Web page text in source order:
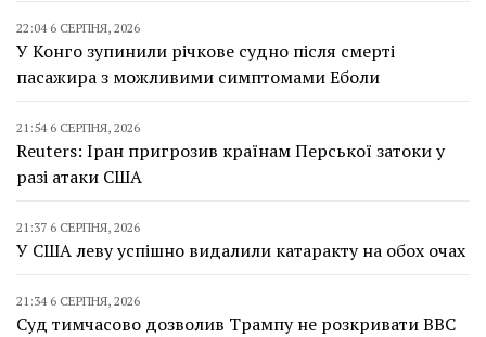
22:04 6 СЕРПНЯ, 2026
У Конго зупинили річкове судно після смерті
пасажира з можливими симптомами Еболи
21:54 6 СЕРПНЯ, 2026
Reuters: Іран пригрозив країнам Перської затоки у
разі атаки США
21:37 6 СЕРПНЯ, 2026
У США леву успішно видалили катаракту на обох очах
21:34 6 СЕРПНЯ, 2026
Суд тимчасово дозволив Трампу не розкривати BBC